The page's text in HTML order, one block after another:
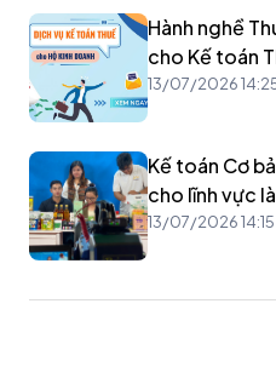
Hành nghề
cho Kế toán
13/07/2026
Kế toán Cơ
cho lĩnh vực
13/07/2026 14:15